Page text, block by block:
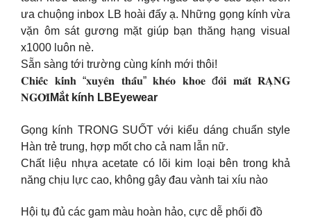
ưa chuộng inbox LB hoài đấy ạ. Những gọng kính vừa
vặn ôm sát gương mặt giúp bạn thăng hạng visual
x1000 luôn nè.
Sẵn sàng tới trường cùng kính mới thôi!
𝐂𝐡𝐢𝐞̂́𝐜 𝐤𝐢́𝐧𝐡 “𝐱𝐮𝐲𝐞̂𝐧 𝐭𝐡𝐚̂́𝐮” 𝐤𝐡𝐞́𝐨 𝐤𝐡𝐨𝐞 đ𝐨̂𝐢 𝐦𝐚̆́𝐭 𝐑𝐀̣𝐍𝐆
𝐍𝐆𝐎̛̀𝐈Mắt kính LBEyewear
Gọng kính TRONG SUỐT với kiểu dáng chuẩn style
Hàn trẻ trung, hợp mốt cho cả nam lẫn nữ.
Chất liệu nhựa acetate có lõi kim loại bên trong khả
năng chịu lực cao, không gây đau vành tai xíu nào
Hội tụ đủ các gam màu hoàn hảo, cực dễ phối đồ